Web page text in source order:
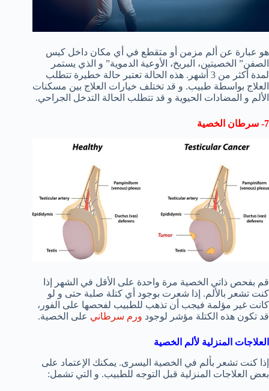
هو عبارة عن ألم مزمن أو متقطع في أي مكان داخل كيس
الصفن” الخصيتين، البربخ، الأوعية الدموية” و الذي يستمر
لمدة أكثر من 3 أشهر. هذه الحالة تعتبر حالة خطيرة تتطلب
العلاج بواسطة طبيب. و قد تختلف خيارات العلاج بين مسكنات
الألم و المضادات الحيوية و قد تتطلب الحالة التدخل الجراحي.
7- سرطان الخصية
قم بفحص ذاتي الخصية مرة واحدة على الأقل في الشهر إذا
كنت تشعر بالألم. إذا شعرت بوجود أي كتلة صلبة حتى و لو
كانت غير مؤلمة فيجب أن تذهب للطبيب لفحصها على الفور،
قد تكون هذه الكتلة مؤشر لوجود ورم سرطاني على الخصية.
العلاجات المنزلية لألم الخصية
إذا كنت تشعر بألم في الخصية اليسرى. يمكنك الإعتماد على
بعض العلاجات المنزلية قبل التوجه للطبيب. و التي تشمل: